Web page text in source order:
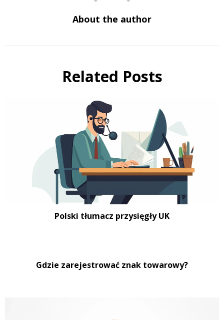
About the author
Related Posts
Polski tłumacz przysięgły UK
Gdzie zarejestrować znak towarowy?